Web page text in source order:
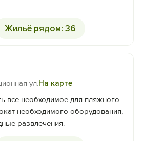
Жильё рядом: 36
ул.На карте
всё необходимое для пляжного
необходимого оборудования,
развлечения.